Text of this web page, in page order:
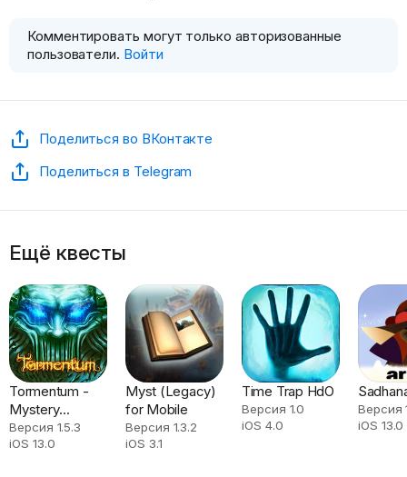
Комментировать могут только авторизованные
пользователи. Войти
Поделиться во ВКонтакте
Поделиться в Telegram
Ещё квесты
Tormentum -
Mystery
Adventure
Версия 1.5.3
iOS 13.0
Myst (Legacy)
for Mobile
Версия 1.3.2
iOS 3.1
Time Trap HdO
Версия 1.0
iOS 4.0
Версия
iOS 13.0